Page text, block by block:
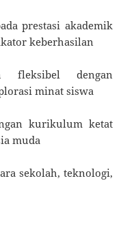
prestasi akademik
keberhasilan
fleksibel dengan
minat siswa
kurikulum ketat
muda
sekolah, teknologi,